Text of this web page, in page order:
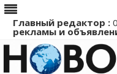
Главный редактор :
рекламы и